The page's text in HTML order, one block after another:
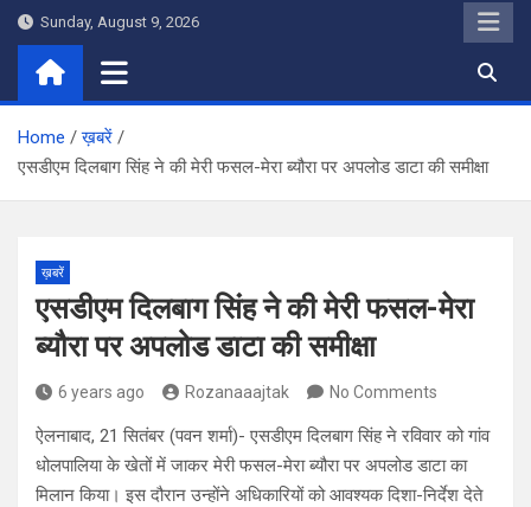
Skip
content
Sunday, August 9, 2026
Home
ख़बरें
एसडीएम दिलबाग सिंह ने की मेरी फसल-मेरा ब्यौरा पर अपलोड डाटा की समीक्षा
ख़बरें
एसडीएम दिलबाग सिंह ने की मेरी फसल-मेरा
ब्यौरा पर अपलोड डाटा की समीक्षा
6 years ago Rozanaaajtak No Comments
ऐलनाबाद, 21 सितंबर (पवन शर्मा)- एसडीएम दिलबाग सिंह ने रविवार को गांव
धोलपालिया के खेतों में जाकर मेरी फसल-मेरा ब्यौरा पर अपलोड डाटा का
मिलान किया। इस दौरान उन्होंने अधिकारियों को आवश्यक दिशा-निर्देश देते